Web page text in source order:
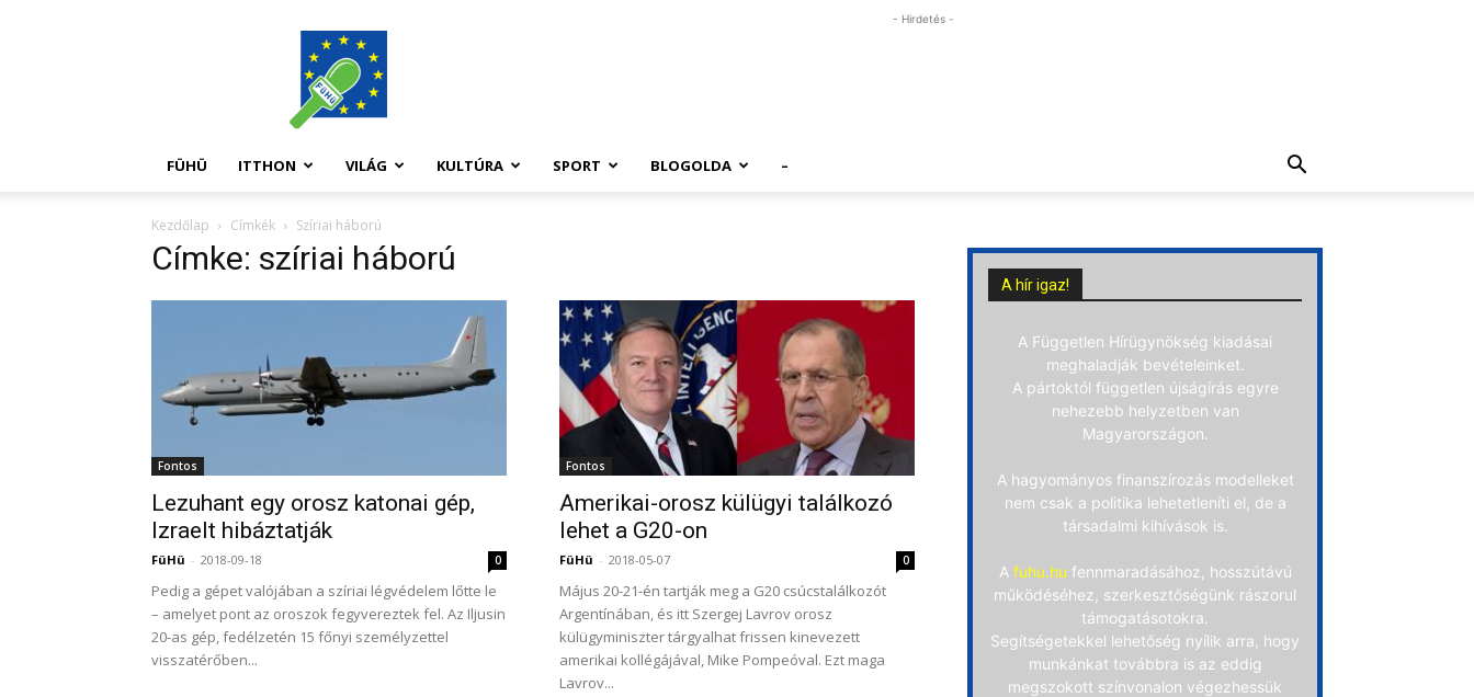
FüHü
- Hirdetés -
FÜHÜ ITTHON VILÁG KULTÚRA SPORT BLOGOLDA –
Kezdőlap Címkék Szíriai háború
Címke: szíriai háború
Fontos
Lezuhant egy orosz katonai gép,
Izraelt hibáztatják
FüHü - 2018-09-18 0
Pedig a gépet valójában a szíriai légvédelem lőtte le
– amelyet pont az oroszok fegyvereztek fel. Az Iljusin
20-as gép, fedélzetén 15 főnyi személyzettel
visszatérőben...
Fontos
Amerikai-orosz külügyi találkozó
lehet a G20-on
FüHü - 2018-05-07 0
Május 20-21-én tartják meg a G20 csúcstalálkozót
Argentínában, és itt Szergej Lavrov orosz
külügyminiszter tárgyalhat frissen kinevezett
amerikai kollégájával, Mike Pompeóval. Ezt maga
Lavrov...
A hír igaz!
A Független Hírügynökség kiadásai
meghaladják bevételeinket.
A pártoktól független újságírás egyre
nehezebb helyzetben van
Magyarországon.
A hagyományos finanszírozás modelleket
nem csak a politika lehetetleníti el, de a
társadalmi kihívások is.
A fuhu.hu fennmaradásához, hosszútávú
működéséhez, szerkesztőségünk rászorul
támogatásotokra.
Segítségetekkel lehetőség nyílik arra, hogy
munkánkat továbbra is az eddig
megszokott színvonalon végezhessük